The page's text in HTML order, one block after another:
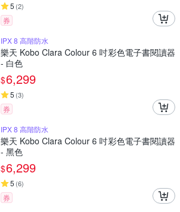
5 (2)
券
IPX 8 高階防水
樂天 Kobo Clara Colour 6 吋彩色電子書閱讀器
- 白色
$6,299
5 (3)
券
IPX 8 高階防水
樂天 Kobo Clara Colour 6 吋彩色電子書閱讀器
- 黑色
$6,299
5 (6)
券